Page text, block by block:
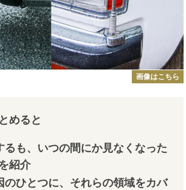
画像はこちら
めると
るも、いつの間にか見なくなった
紹介
のひとつに、それらの領域をカバ